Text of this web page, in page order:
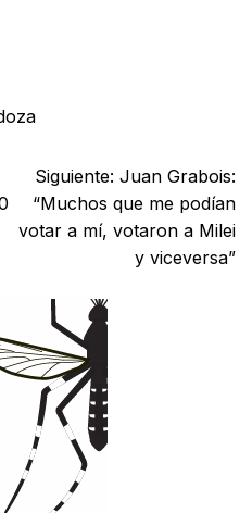
Siguiente: Juan Grabois:
“Muchos que me podían
votar a mí, votaron a Milei
y viceversa”